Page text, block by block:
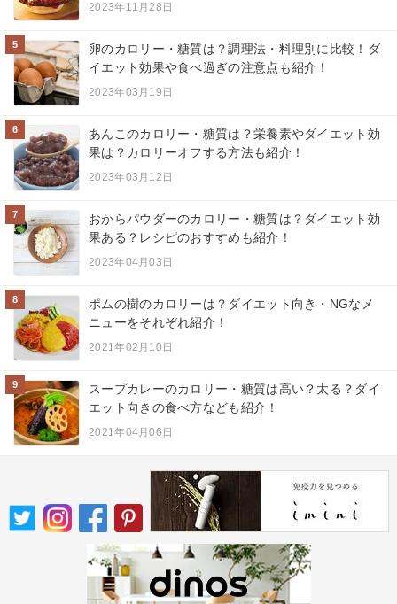
2023年11月28日
5
卵のカロリー・糖質は？調理法・料理別に比較！ダ
イエット効果や食べ過ぎの注意点も紹介！
2023年03月19日
6
あんこのカロリー・糖質は？栄養素やダイエット効
果は？カロリーオフする方法も紹介！
2023年03月12日
7
おからパウダーのカロリー・糖質は？ダイエット効
果ある？レシピのおすすめも紹介！
2023年04月03日
8
ポムの樹のカロリーは？ダイエット向き・NGなメ
ニューをそれぞれ紹介！
2021年02月10日
9
スープカレーのカロリー・糖質は高い？太る？ダイ
エット向きの食べ方なども紹介！
2021年04月06日